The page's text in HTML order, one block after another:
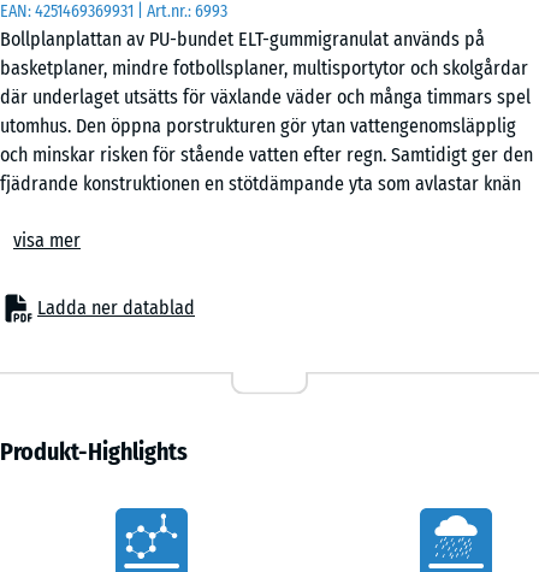
EAN:4251469369931 | Art.nr.:6993
Bollplanplattan av PU-bundet ELT-gummigranulat används på
basketplaner, mindre fotbollsplaner, multisportytor och skolgårdar
där underlaget utsätts för växlande väder och många timmars spel
utomhus. Den öppna porstrukturen gör ytan vattengenomsläpplig
och minskar risken för stående vatten efter regn. Samtidigt ger den
fjädrande konstruktionen en stötdämpande yta som avlastar knän
pusselkoppling som håller ytan jämn och stabil även på större
Pusselkoppling för stabil läggning
Pusselkopplingen håller plattorna säkert samman utan lim eller
beroende på planens utformning. Enskilda plattor kan lyftas och
Anpassningar längs kanter, målburar eller stängsel görs med
sticksåg eller cirkelsåg. Den täta passformen ger ett jämnt
Läggning på fast underlag
Bollplanplattorna läggs på bärande och jämna underlag som
visa mer
Ladda ner datablad
50
x
50
x 4
cm
|
0,25
+ 60,00 kr
Produkt-Highlights